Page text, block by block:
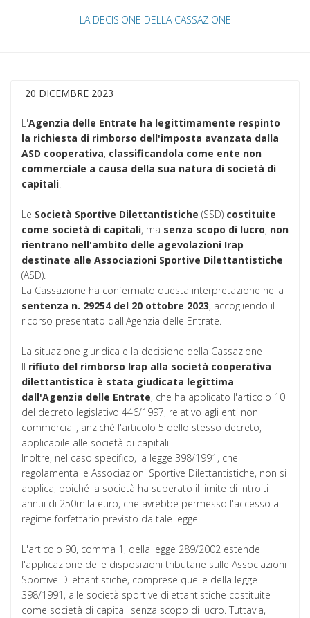
LA DECISIONE DELLA CASSAZIONE
20 DICEMBRE 2023
L'Agenzia delle Entrate ha legittimamente respinto
la richiesta di rimborso dell'imposta avanzata dalla
ASD cooperativa, classificandola come ente non
commerciale a causa della sua natura di società di
capitali.
Le Società Sportive Dilettantistiche (SSD) costituite
come società di capitali, ma senza scopo di lucro, non
rientrano nell'ambito delle agevolazioni Irap
destinate alle Associazioni Sportive Dilettantistiche
(ASD).
La Cassazione ha confermato questa interpretazione nella
sentenza n. 29254 del 20 ottobre 2023, accogliendo il
ricorso presentato dall'Agenzia delle Entrate.
La situazione giuridica e la decisione della Cassazione
Il rifiuto del rimborso Irap alla società cooperativa
dilettantistica è stata giudicata legittima
dall'Agenzia delle Entrate, che ha applicato l'articolo 10
del decreto legislativo 446/1997, relativo agli enti non
commerciali, anziché l'articolo 5 dello stesso decreto,
applicabile alle società di capitali.
Inoltre, nel caso specifico, la legge 398/1991, che
regolamenta le Associazioni Sportive Dilettantistiche, non si
applica, poiché la società ha superato il limite di introiti
annui di 250mila euro, che avrebbe permesso l'accesso al
regime forfettario previsto da tale legge.
L'articolo 90, comma 1, della legge 289/2002 estende
l'applicazione delle disposizioni tributarie sulle Associazioni
Sportive Dilettantistiche, comprese quelle della legge
398/1991, alle società sportive dilettantistiche costituite
come società di capitali senza scopo di lucro. Tuttavia,